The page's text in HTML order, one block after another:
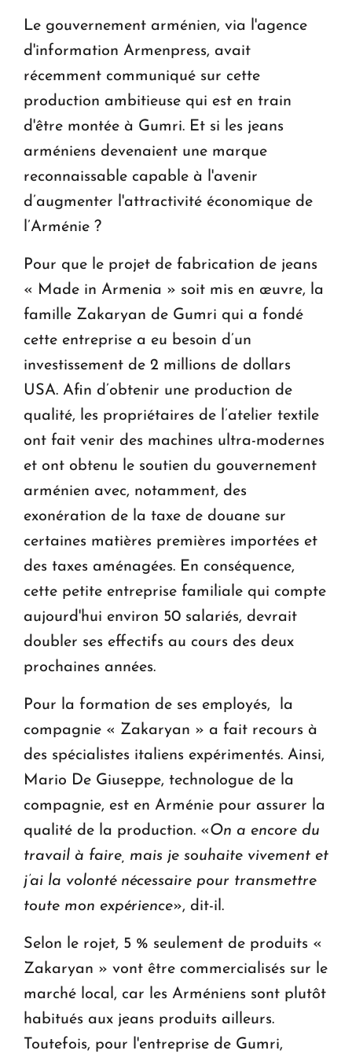
Le premier hôtel Hyatt Regency d'Arménie
ouvrira ses portes à Dilijan
Le gouvernement arménien, via l'agence
d'information Armenpress, avait
récemment communiqué sur cette
production ambitieuse qui est en train
d'être montée à Gumri. Et si les jeans
arméniens devenaient une marque
reconnaissable capable à l'avenir
d’augmenter l'attractivité économique de
l’Arménie ?
Pour que le projet de fabrication de jeans
« Made in Armenia » soit mis en œuvre, la
famille Zakaryan de Gumri qui a fondé
cette entreprise a eu besoin d’un
investissement de 2 millions de dollars
USA. Afin d’obtenir une production de
qualité, les propriétaires de l’atelier textile
ont fait venir des machines ultra-modernes
et ont obtenu le soutien du gouvernement
arménien avec, notamment, des
exonération de la taxe de douane sur
certaines matières premières importées et
des taxes aménagées. En conséquence,
cette petite entreprise familiale qui compte
aujourd'hui environ 50 salariés, devrait
doubler ses effectifs au cours des deux
prochaines années.
Pour la formation de ses employés, la
compagnie « Zakaryan » a fait recours à
des spécialistes italiens expérimentés. Ainsi,
Mario De Giuseppe, technologue de la
compagnie, est en Arménie pour assurer la
qualité de la production. «On a encore du
travail à faire, mais je souhaite vivement et
j’ai la volonté nécessaire pour transmettre
toute mon expérience», dit-il.
Selon le rojet, 5 % seulement de produits «
Zakaryan » vont être commercialisés sur le
marché local, car les Arméniens sont plutôt
habitués aux jeans produits ailleurs.
Toutefois, pour l'entreprise de Gumri,